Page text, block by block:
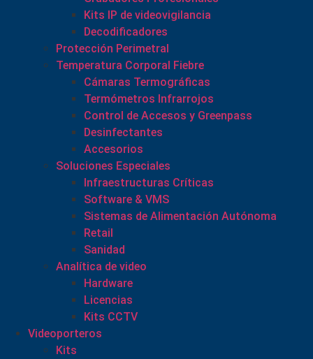
Kits IP de videovigilancia
Decodificadores
Protección Perimetral
Temperatura Corporal Fiebre
Cámaras Termográficas
Termómetros Infrarrojos
Control de Accesos y Greenpass
Desinfectantes
Accesorios
Soluciones Especiales
Infraestructuras Críticas
Software & VMS
Sistemas de Alimentación Autónoma
Retail
Sanidad
Analítica de video
Hardware
Licencias
Kits CCTV
Videoporteros
Kits